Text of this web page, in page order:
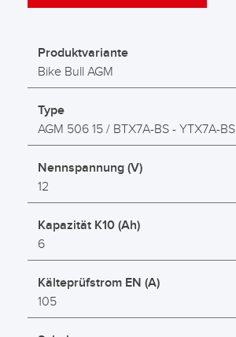
Produktvariante
Bike Bull AGM
Type
AGM 506 15 / BTX7A-BS - YTX7A-BS
Nennspannung (V)
12
Kapazität K10 (Ah)
6
Kälteprüfstrom EN (A)
105